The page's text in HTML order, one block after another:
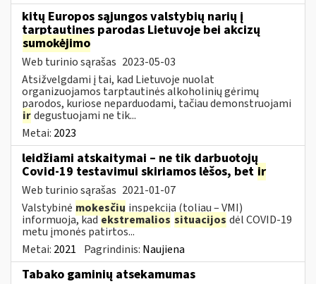
kitų Europos sąjungos valstybių narių į
tarptautines parodas Lietuvoje bei akcizų
sumokėjimo
Web turinio sąrašas 2023-05-03
Atsižvelgdami į tai, kad Lietuvoje nuolat
organizuojamos tarptautinės alkoholinių gėrimų
parodos, kuriose neparduodami, tačiau demonstruojami
irdegustuojami ne tik...
Metai: 2023
leidžiami atskaitymai – ne tik darbuotojų
Covid-19 testavimui skiriamos lėšos, bet ir
Web turinio sąrašas 2021-01-07
Valstybinė mokesčių inspekcija (toliau – VMI)
informuoja, kadekstremalios situacijos dėl COVID-19
metu įmonės patirtos...
Metai: 2021 Pagrindinis: Naujiena
Tabako gaminių atsekamumas